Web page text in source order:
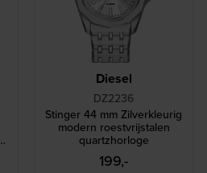
Diesel
DZ2236
Stinger 44 mm Zilverkleurig
modern roestvrijstalen
quartzhorloge
199,-